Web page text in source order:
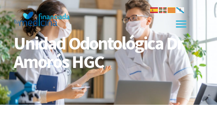
Unidad Odontológica Dr
Amorós HGC